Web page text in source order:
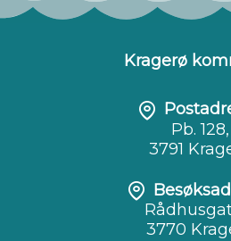
Kragerø
Pb. 128,
3791
3770